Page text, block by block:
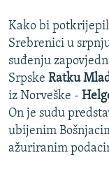
MOJA EVROPA
TRI DECENIJE OD
SVE KARTE DEJTONA
NASTANAK I RASPAD
Kako bi
Srebrenici u
suđenju
Srpske Ratku
iz Norveške -
On je sudu
ubijenim
ažuriranim